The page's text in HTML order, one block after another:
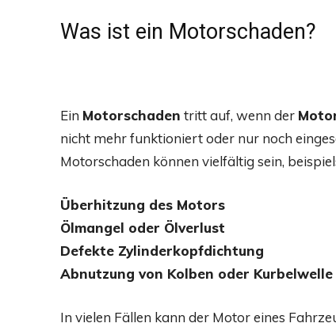
Was ist ein Motorschaden?
Ein Motorschaden tritt auf, wenn der
nicht mehr funktioniert oder nur noch
Motorschaden können vielfältig sein,
Überhitzung des Motors
Ölmangel oder Ölverlust
Defekte Zylinderkopfdichtung
Abnutzung von Kolben oder Kurbelwelle
In vielen Fällen kann der Motor eines